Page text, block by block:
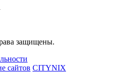
защищены.
сайтов CITYNIX